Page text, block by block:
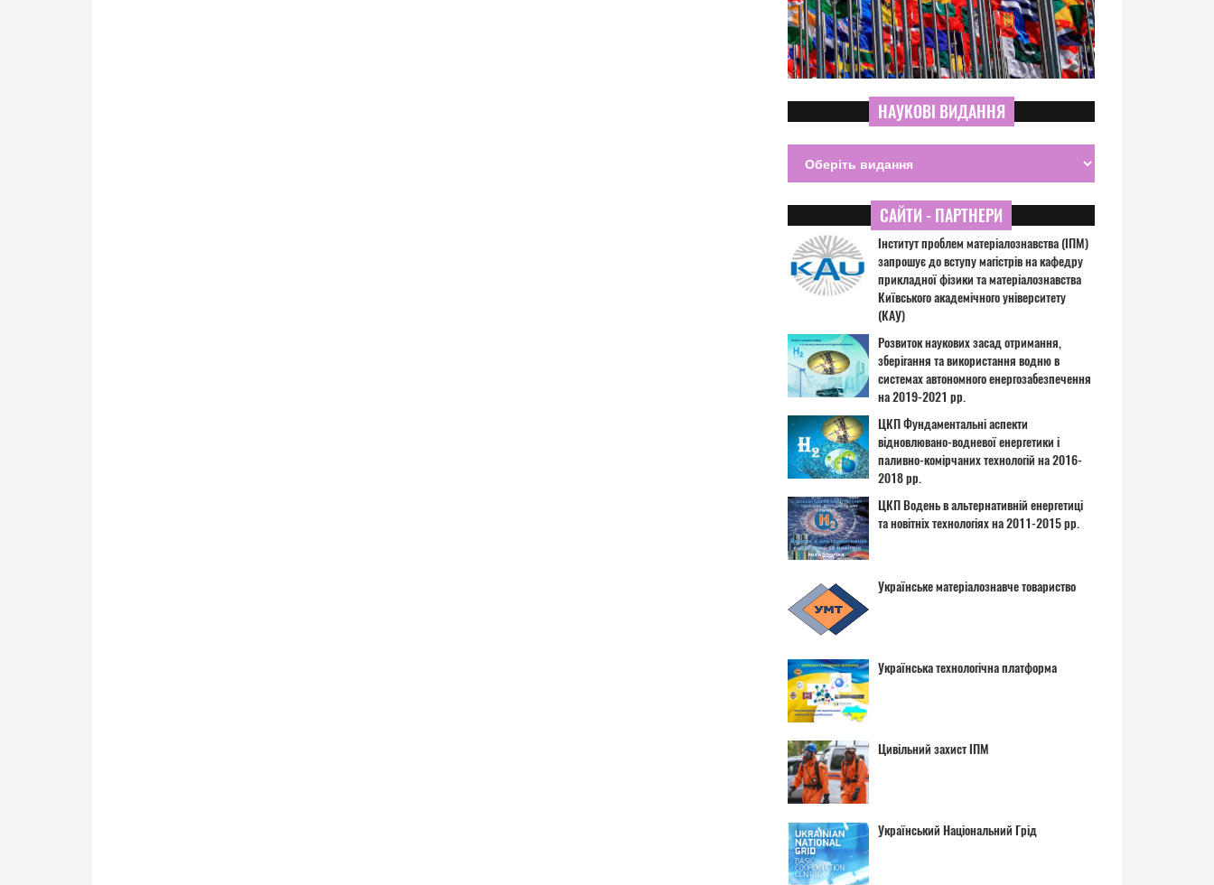
НАУКОВІ ВИДАННЯ
САЙТИ - ПАРТНЕРИ
Інститут проблем матеріалознавства (ІПМ)
запрошує до вступу магістрів на кафедру
прикладної фізики та матеріалознавства
Київського академічного університету
(КАУ)
Розвиток наукових засад отримання,
зберігання та використання водню в
системах автономного енергозабезпечення
на 2019-2021 рр.
ЦКП Фундаментальні аспекти
відновлювано-водневої енергетики і
паливно-комірчаних технологій на 2016-
2018 рр.
ЦКП Водень в альтернативній енергетиці
та новітніх технологіях на 2011-2015 рр.
Українське матеріалознавче товариство
Українська технологічна платформа
Цивільний захист ІПМ
Український Національний Грід